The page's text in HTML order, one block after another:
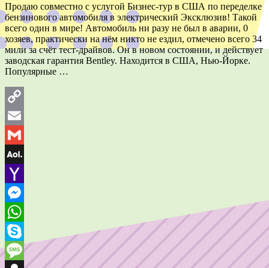
Продаю совместно с услугой Бизнес-тур в США по переделке
бензинового автомобиля в электрический Эксклюзив! Такой
всего один в мире! Автомобиль ни разу не был в аварии, 0
хозяев, практически на нём никто не ездил, отмечено всего 34
мили за счёт тест-драйвов. Он в новом состоянии, и действует
заводская гарантия Bentley. Находится в США, Нью-Йорке.
Популярные …
Copy
Link
Email
Gmail
AOL
Mail
Yahoo
Mail
Messenger
WhatsApp
Skype